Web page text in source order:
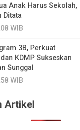
Anak Harus Sekolah,
Ditata
WIB
3B, Perkuat
KDMP Sukseskan
Sunggal
WIB
Artikel